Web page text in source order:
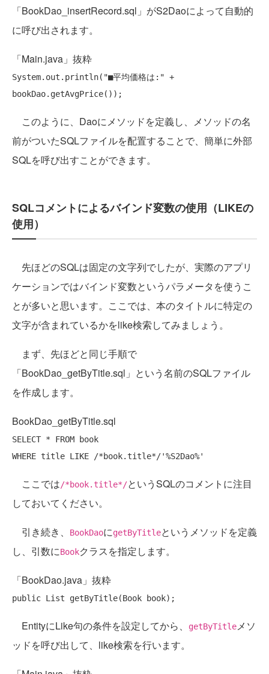
「BookDao_insertRecord.sql」がS2Daoによって自動的
に呼び出されます。
「Main.java」抜粋
System.out.println( "■平均価格は:" +
このように、Daoにメソッドを定義し、メソッドの名
前がついたSQLファイルを配置することで、簡単に外部
SQLを呼び出すことができます。
SQLコメントによるバインド変数の使用（LIKEの
使用）
先ほどのSQLは固定の文字列でしたが、実際のアプリ
ケーションではバインド変数というパラメータを使うこ
とが多いと思います。ここでは、本のタイトルに特定の
文字が含まれているかをlike検索してみましょう。
まず、先ほどと同じ手順で
「BookDao_getByTitle.sql」という名前のSQLファイル
を作成します。
BookDao_getByTitle.sql
SELECT * FROM
WHERE title LIKE /*book.title*/'%S2Dao%'
ここでは/*book.title*/というSQLのコメントに注目
しておいてください。
引き続き、 BookDaoにgetByTitleというメソッドを定義
し、引数にBookクラスを指定します。
「BookDao.java」抜粋
public
EntityにLike句の条件を設定してから、 getByTitleメソ
ッドを呼び出して、like検索を行います。